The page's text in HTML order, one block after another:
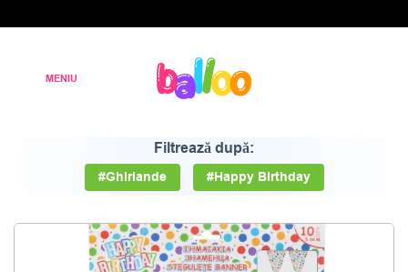
Filtrează după:
#Ghirlande #Happy Birthday